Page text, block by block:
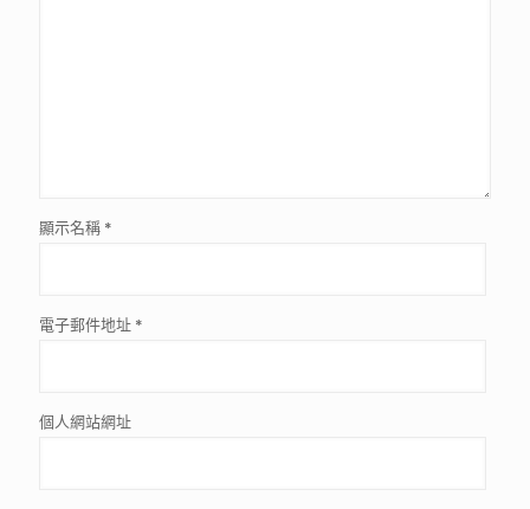
顯示名稱 *
電子郵件地址 *
個人網站網址